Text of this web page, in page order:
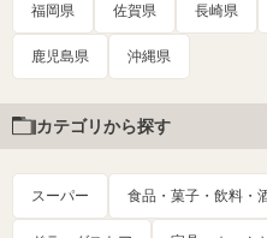
福岡県 佐賀県 長崎県
鹿児島県 沖縄県
カテゴリから探す
スーパー 食品・菓子・飲料・